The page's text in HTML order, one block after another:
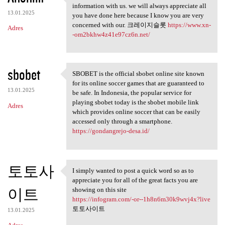
13.01.2025
Adres
Thank you because you have
information with us. we will always appreciate all
you have done here because I know you are very
concerned with our. 크레이지슬롯 https://www.xn-
-om2bkhw4z41e97cz6n.net/
sbobet
13.01.2025
Adres
SBOBET is the official sbobet
SBOBET is the official sbobet online site known
for its online soccer games that are guaranteed to
be safe. In Indonesia, the popular service for
playing sbobet today is the sbobet mobile link
which provides online soccer that can be easily
accessed only through a smartphone.
https://gondangrejo-desa.id/
토토사
이트
13.01.2025
I simply wanted to post a
I simply wanted to post a quick word so as to
appreciate you for all of the great facts you are
showing on this site
https://infogram.com/-or--1h8n6m30k9wvj4x?live
토토사이트